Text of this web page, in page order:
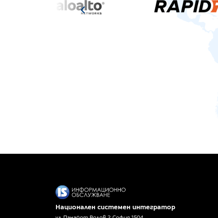
Национален системен интегратор